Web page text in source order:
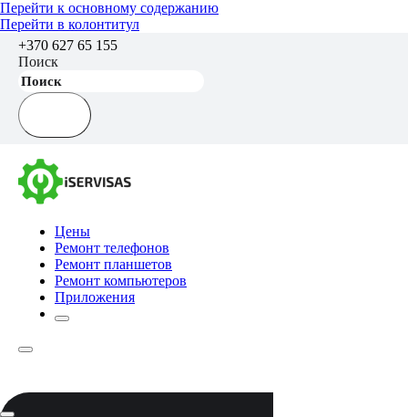
Перейти к основному содержанию
Перейти в колонтитул
+370 627 65 155
Поиск
Цены
Ремонт телефонов
Ремонт планшетов
Ремонт компьютеров
Приложения